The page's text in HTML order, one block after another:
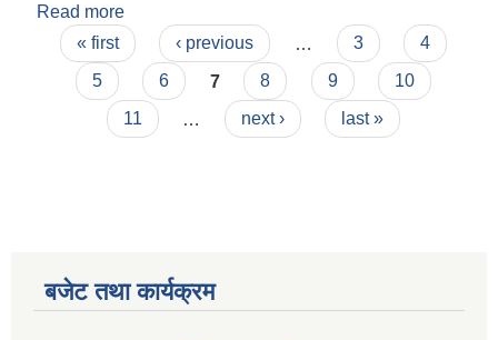
Read more
घटना दर्ता संचालन सम्बन्धी आवेदन फाराम
Pages
« first ‹ previous 3
4
5
6 7 8 9
10
11
next › last »
बजेट तथा कार्यक्रम